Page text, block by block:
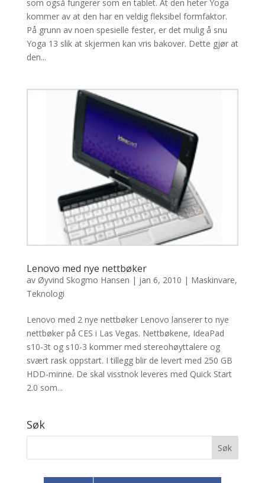
som også fungerer som en tablet. At den heter Yoga
kommer av at den har en veldig fleksibel formfaktor.
På grunn av noen spesielle fester, er det mulig å snu
Yoga 13 slik at skjermen kan vris bakover. Dette gjør at
den...
Lenovo med nye nettbøker
av Øyvind Skogmo Hansen | jan 6, 2010 | Maskinvare,
Teknologi
Lenovo med 2 nye nettbøker Lenovo lanserer to nye
nettbøker på CES i Las Vegas. Nettbøkene, IdeaPad
s10-3t og s10-3 kommer med stereohøyttalere og
svært rask oppstart. I tillegg blir de levert med 250 GB
HDD-minne. De skal visstnok leveres med Quick Start
2.0 som...
Søk